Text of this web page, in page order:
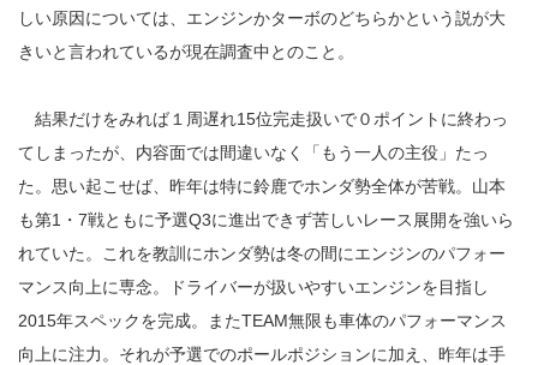
しい原因については、エンジンかターボのどちらかという説が大
きいと言われているが現在調査中とのこと。
結果だけをみれば１周遅れ15位完走扱いで０ポイントに終わっ
てしまったが、内容面では間違いなく「もう一人の主役」たっ
た。思い起こせば、昨年は特に鈴鹿でホンダ勢全体が苦戦。山本
も第1・7戦ともに予選Q3に進出できず苦しいレース展開を強いら
れていた。これを教訓にホンダ勢は冬の間にエンジンのパフォー
マンス向上に専念。ドライバーが扱いやすいエンジンを目指し
2015年スペックを完成。またTEAM無限も車体のパフォーマンス
向上に注力。それが予選でのポールポジションに加え、昨年は手